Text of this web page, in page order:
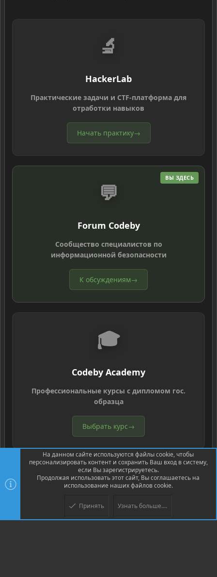
🔬
HackerLab
Практические задачи и CTF-платформа для
отработки навыков
Начать практику→
ВЫ ЗДЕСЬ
💬
Forum Codeby
Сообщество специалистов по
информационной безопасности
К обсуждениям→
🎓
Codeby Academy
Профессиональные курсы с дипломом гос.
образца
Выбрать курс→
Community platform by XenForo ® © 2010-2026 XenForo Ltd.
© Jason Axelrod of 8WAYRUN
На данном сайте используются файлы cookie, чтобы
персонализировать контент и сохранить Ваш вход в систему,
если Вы зарегистрируетесь.
Продолжая использовать этот сайт, Вы соглашаетесь на
использование наших файлов cookie.
Принять Узнать больше....